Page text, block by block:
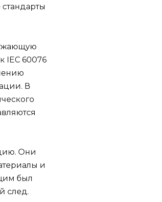
IEC 60076
В
Они
и
был
след.